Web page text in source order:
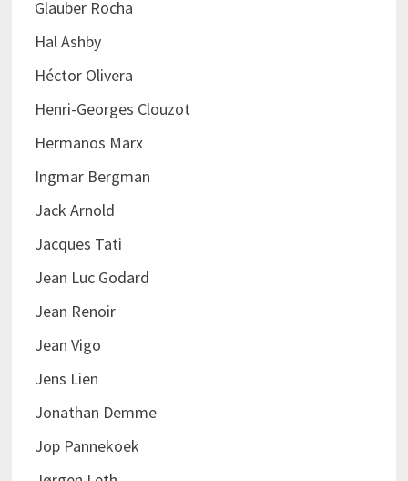
Glauber Rocha
Hal Ashby
Héctor Olivera
Henri-Georges Clouzot
Hermanos Marx
Ingmar Bergman
Jack Arnold
Jacques Tati
Jean Luc Godard
Jean Renoir
Jean Vigo
Jens Lien
Jonathan Demme
Jop Pannekoek